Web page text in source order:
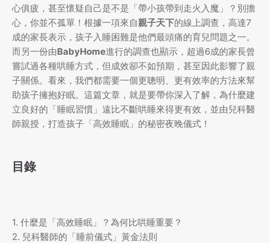
心俱疲，甚至懷疑自己是不是「帶小孩帶到走火入魔」？別擔
心，你並不孤單！根據一項來自親子天下的線上調查，高達7
成的家長表示，孩子入睡困難是他們最頭痛的育兒問題之一。
而另一份由BabyHome進行的調查也顯示，超過6成的家長曾
嘗試過各種哄睡方式，但成效卻不如預期，甚至因此影響了親
子關係。看來，我們都需要一個更聰明、更有效率的方法來幫
助孩子擁抱好眠。這篇文章，就是要帶你深入了解，為什麼建
立良好的「睡眠習慣」遠比不斷哄睡來得更有效，並由兒科醫
師親授，打造孩子「高效睡眠」的秘密夜晚儀式！
目錄
1. 什麼是「高效睡眠」？為何比哄睡重要？
2. 兒科醫師的「睡前儀式」黃金法則